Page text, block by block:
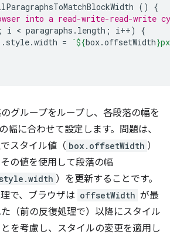
()
{
into a read-write-read-write
; i < paragraphs . length ; i++)
{
style.width = `${box.offsetWidth}
グループをループし、各段落の幅を
幅に合わせて設定します。問題は、
スタイル値（ box.offsetWidth ）
の値を使用して段落の幅
）を更新することです。
で、ブラウザは offsetWidth が最
（前の反復処理で）以降にスタイル
を考慮し、スタイルの変更を適用し